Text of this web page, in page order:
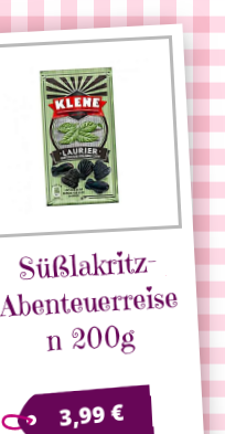
Süßlakritz-
Abenteuerreise
n 200g
3,99€